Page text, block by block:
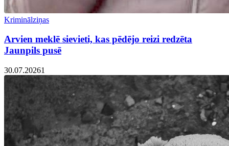
Kriminālziņas
Arvien meklē sievieti, kas pēdējo reizi redzēta
Jaunpils pusē
30.07.20261